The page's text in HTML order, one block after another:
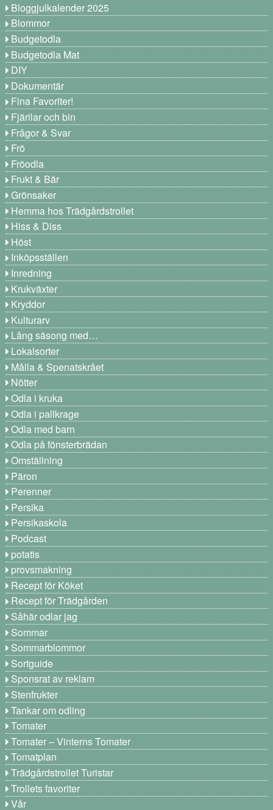
Bloggjulkalender 2025
Blommor
Budgetodla
Budgetodla Mat
DIY
Dokumentär
Fina Favoriter!
Fjärilar och bin
Frågor & Svar
Frö
Fröodla
Frukt & Bär
Grönsaker
Hemma hos Trädgårdstrollet
Hiss & Diss
Höst
Inköpsställen
Inredning
Krukväxter
Kryddor
Kulturarv
Lång säsong med…
Lokalsorter
Målla & Spenatskrået
Nötter
Odla i kruka
Odla i pallkrage
Odla med barn
Odla på fönsterbrädan
Omställning
Päron
Perenner
Persika
Persikaskola
Podcast
potatis
provsmakning
Recept för Köket
Recept för Trädgården
Såhär odlar jag
Sommar
Sommarblommor
Sortguide
Sponsrat av reklam
Stenfrukter
Tankar om odling
Tomater
Tomater – Vinterns Tomater
Tomatplan
Trädgårdstrollet Turistar
Trollets favoriter
Vår